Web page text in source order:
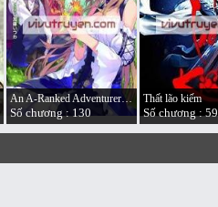
An A-Ranked Adventurer’s “Slow-living”
Số chương : 130
Thất lão kiếm
Số chương : 59